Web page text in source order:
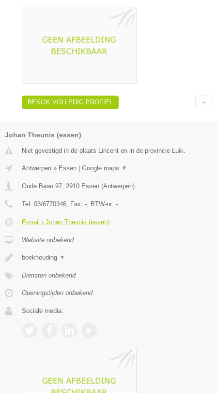
BEKIJK VOLLEDIG PROFIEL
Johan Theunis (essen)
Niet gevestigd in de plaats Lincent en in de provincie Luik.
Antwerpen » Essen Google maps ▼
Oude Baan 97 2910 Essen (Antwerpen)
Tel: 03/6770346 , Fax: - , BTW-nr: -
E-mail › Johan Theunis (essen)
Website onbekend
boekhouding ▼
Diensten onbekend
Openingstijden onbekend
Sociale media: